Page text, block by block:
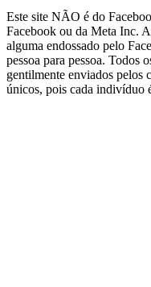
Este site NÃO é do
Facebook ou da Meta Inc.
alguma endossado pelo
pessoa para pessoa. Todos
gentilmente enviados pelos
únicos, pois cada indivíduo